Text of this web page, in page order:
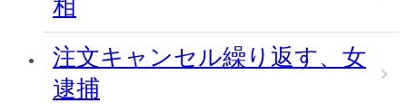
相
注文キャンセル繰り返す、女
逮捕